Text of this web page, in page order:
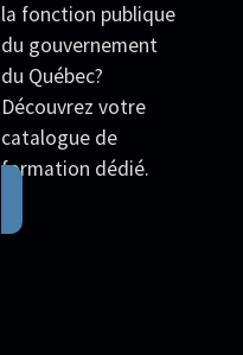
la fonction publique
du gouvernement
du Québec?
Découvrez votre
catalogue de
formation dédié.